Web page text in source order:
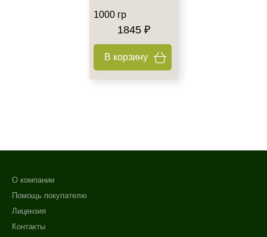
1000 гр
1845 ₽
В корзину
О компании
Помощь покупателю
Лицензия
Контакты